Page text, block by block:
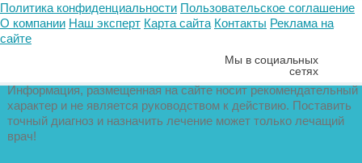
Политика конфиденциальности Пользовательское соглашение
О компании Наш эксперт Карта сайта Контакты Реклама на
сайте
Мы в социальных
сетях
Информация, размещенная на сайте носит рекомендательный
характер и не является руководством к действию. Поставить
точный диагноз и назначить лечение может только лечащий
врач!